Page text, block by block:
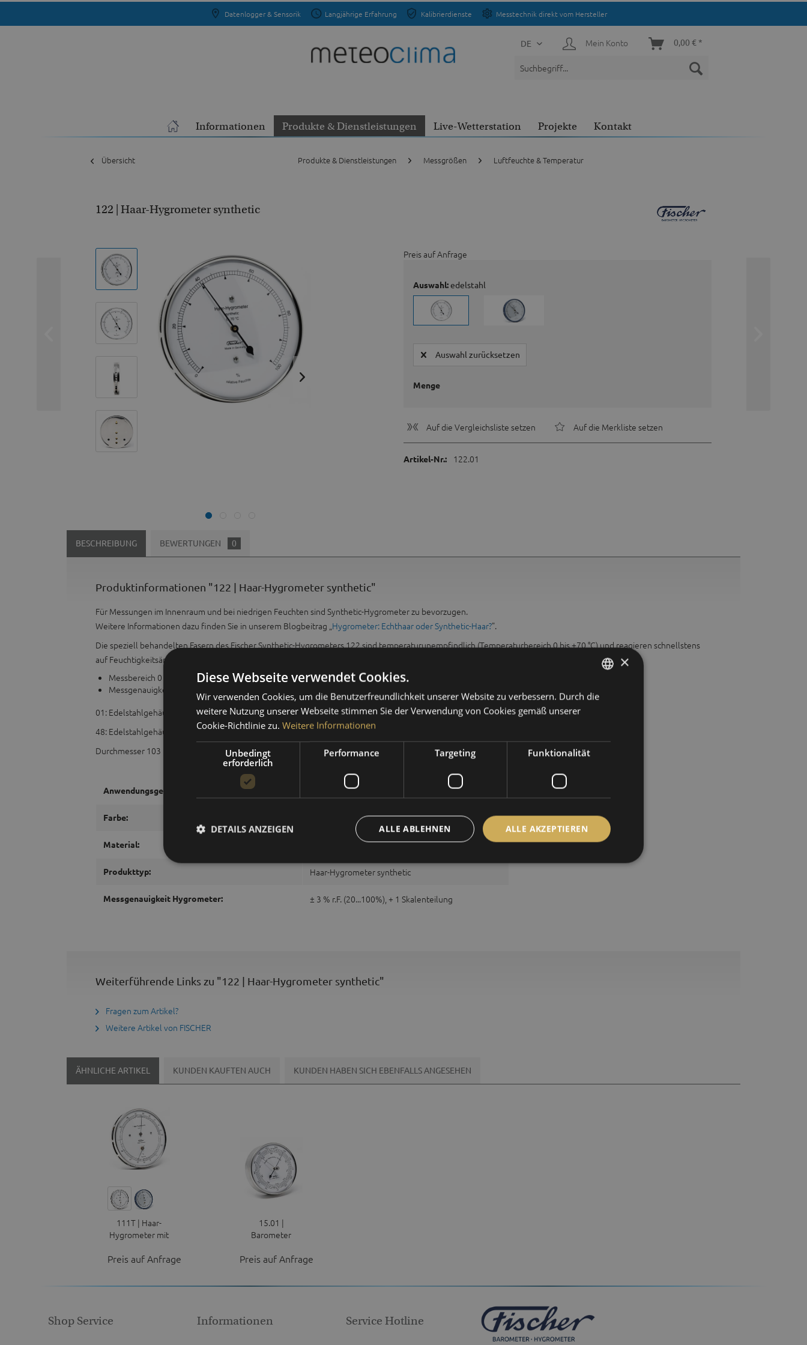
Datenlogger & Sensorik Langjährige Erfahrung Kalibrierdienste Messtechnik direkt vom Hersteller
DE Mein Konto 0,00 € *
Informationen Produkte & Dienstleistungen Live-Wetterstation Projekte Kontakt
Übersicht Produkte & Dienstleistungen Messgrößen Luftfeuchte & Temperatur
122 | Haar-Hygrometer synthetic
Preis auf Anfrage
Auswahl:edelstahl
Auswahl zurücksetzen
Menge
Auf die Vergleichsliste setzen Auf die Merkliste setzen
Artikel-Nr.: 122.01
BESCHREIBUNG BEWERTUNGEN 0
Produktinformationen "122 | Haar-Hygrometer synthetic"
Für Messungen im Innenraum und bei niedrigen Feuchten sind Synthetic-Hygrometer zu bevorzugen.
Weitere Informationen dazu finden Sie in unserem Blogbeitrag „Hygrometer: Echthaar oder Synthetic-Haar?".
Die speziell behandelten Fasern des Fischer Synthetic-Hygrometers 122 sind temperaturunempfindlich (Temperaturbereich 0 bis +70 °C) und reagieren schnellstens
auf Feuchtigkeitsänderungen.
Messbereich 0 bis 100 % relative Feuchte
Messgenauigkeit ± 3 % r.F. (20...100%), Skalenteilung 1 % r.F.
01: Edelstahlgehäuse
48: Edelstahlgehäuse, blau pulverbeschichtet
Durchmesser 103 mm.
Anwendungsgebiet:
Farbe: 01 - Edelstahl, 48 - blau
Material:
Produkttyp: Haar-Hygrometer synthetic
Messgenauigkeit Hygrometer: ± 3 % r.F. (20...100%), + 1 Skalenteilung
Weiterführende Links zu "122 | Haar-Hygrometer synthetic"
Fragen zum Artikel?
Weitere Artikel von FISCHER
ÄHNLICHE ARTIKEL KUNDEN KAUFTEN AUCH KUNDEN HABEN SICH EBENFALLS ANGESEHEN
111T | Haar-
Hygrometer mit
Preis auf Anfrage
15.01 |
Barometer
Preis auf Anfrage
Shop Service Informationen Service Hotline
GERMAN
×
Diese Webseite verwendet Cookies.
Wir verwenden Cookies, um die Benutzerfreundlichkeit unserer Website zu verbessern. Durch die
weitere Nutzung unserer Webseite stimmen Sie der Verwendung von Cookies gemäß unserer
Cookie-Richtlinie zu. Weitere Informationen
Unbedingt
erforderlich
Performance Targeting Funktionalität
ALLE AKZEPTIEREN
ALLE ABLEHNEN
DETAILS ANZEIGEN